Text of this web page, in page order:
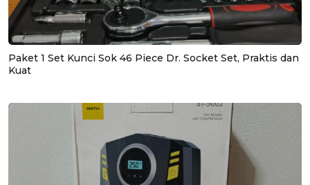
Paket 1 Set Kunci Sok 46 Piece Dr. Socket Set, Praktis dan
Kuat